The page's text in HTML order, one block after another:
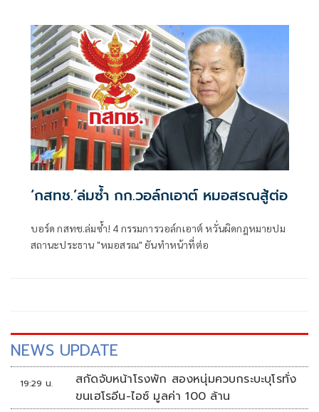
‘กสทช.’ล่มซํ้า กก.วอล์กเอาต์ หมอสรณสู้ต่อ
บอร์ด กสทช.ล่มซ้ำ! 4 กรรมการวอล์กเอาต์ หวั่นผิดกฎหมายปม
สถานะประธาน "หมอสรณ" ยันทำหน้าที่ต่อ
NEWS UPDATE
19:29 น.
สกัดจับหน้าโรงพัก สองหนุ่มควบกระบะบุโรทั่ง
ขนเฮโรอีน-ไอซ์ มูลค่า 100 ล้าน